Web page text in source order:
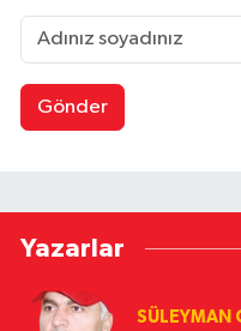
Gönder
Yazarlar
SÜLEYMAN